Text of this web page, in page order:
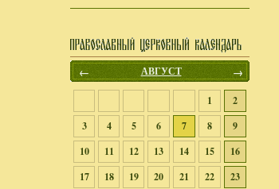
← АВГУСТ →
1
2
3
4 5 6 7 8
9
10
11 12 13 14 15
16
17
18 19 20 21 22
23